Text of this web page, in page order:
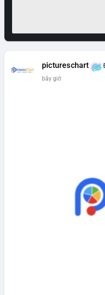
pictureschart
bây giờ